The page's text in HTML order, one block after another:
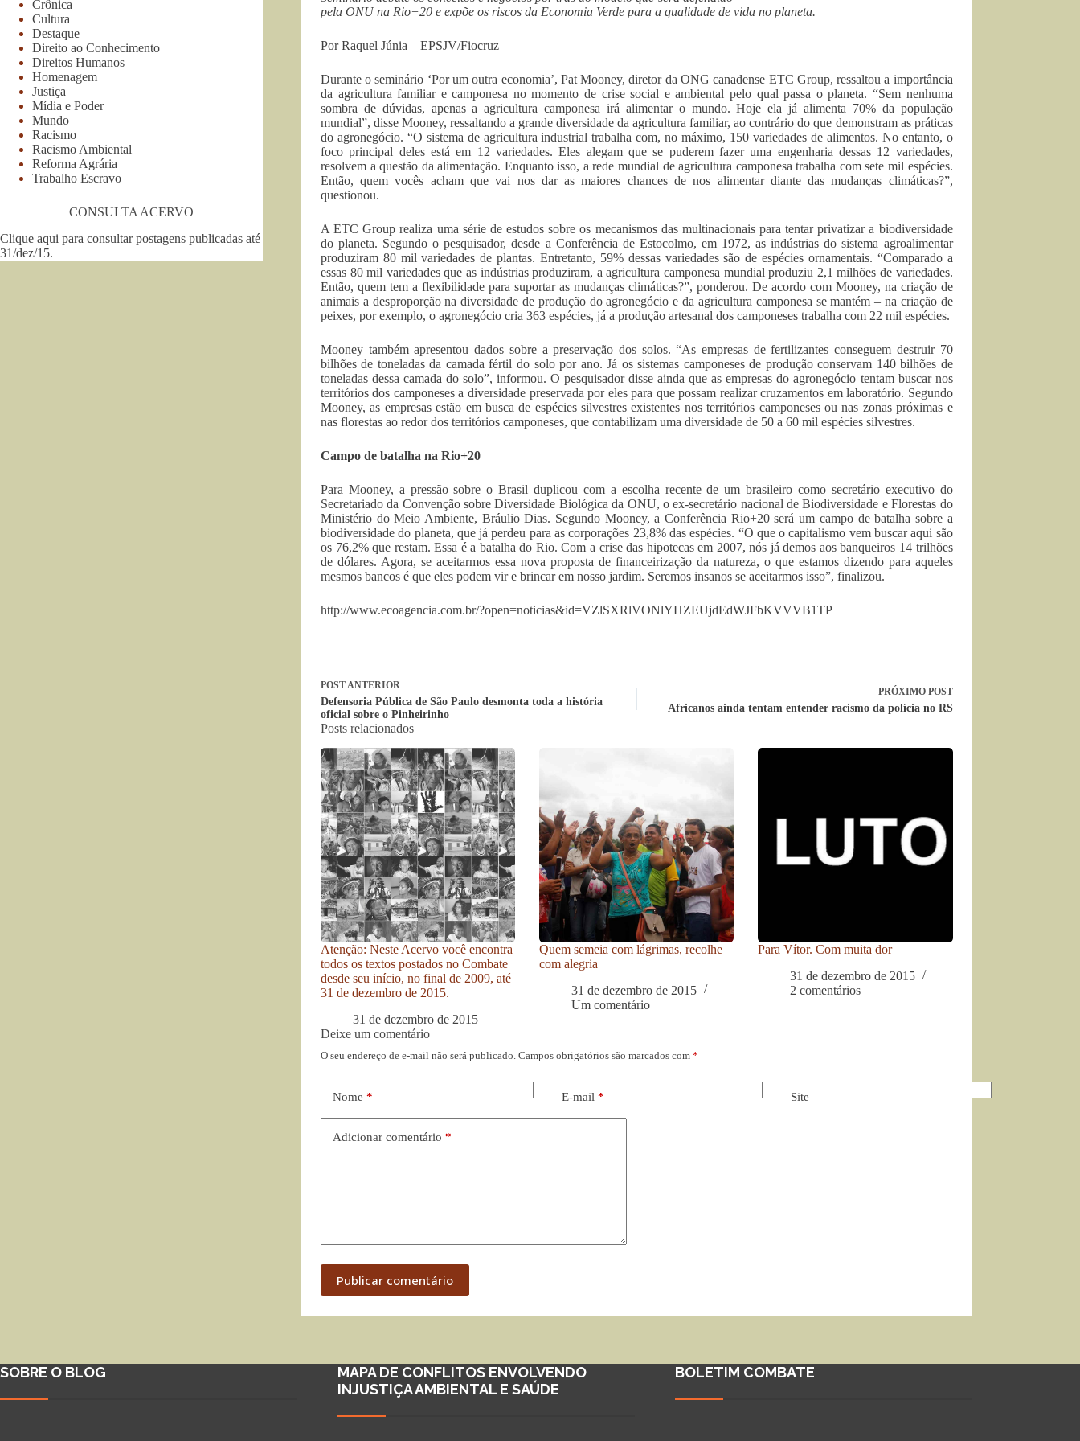
pela ONU na Rio+20 e expõe os riscos da Economia Verde para a qualidade de vida no planeta.
Por Raquel Júnia – EPSJV/Fiocruz
Durante o seminário ‘Por um outra economia’, Pat Mooney, diretor da ONG canadense ETC Group, ressaltou a importância
da agricultura familiar e camponesa no momento de crise social e ambiental pelo qual passa o planeta. “Sem nenhuma
sombra de dúvidas, apenas a agricultura camponesa irá alimentar o mundo. Hoje ela já alimenta 70% da população
mundial”, disse Mooney, ressaltando a grande diversidade da agricultura familiar, ao contrário do que demonstram as práticas
do agronegócio. “O sistema de agricultura industrial trabalha com, no máximo, 150 variedades de alimentos. No entanto, o
foco principal deles está em 12 variedades. Eles alegam que se puderem fazer uma engenharia dessas 12 variedades,
resolvem a questão da alimentação. Enquanto isso, a rede mundial de agricultura camponesa trabalha com sete mil espécies.
Então, quem vocês acham que vai nos dar as maiores chances de nos alimentar diante das mudanças climáticas?”,
questionou.
A ETC Group realiza uma série de estudos sobre os mecanismos das multinacionais para tentar privatizar a biodiversidade
do planeta. Segundo o pesquisador, desde a Conferência de Estocolmo, em 1972, as indústrias do sistema agroalimentar
produziram 80 mil variedades de plantas. Entretanto, 59% dessas variedades são de espécies ornamentais. “Comparado a
essas 80 mil variedades que as indústrias produziram, a agricultura camponesa mundial produziu 2,1 milhões de variedades.
Então, quem tem a flexibilidade para suportar as mudanças climáticas?”, ponderou. De acordo com Mooney, na criação de
animais a desproporção na diversidade de produção do agronegócio e da agricultura camponesa se mantém – na criação de
peixes, por exemplo, o agronegócio cria 363 espécies, já a produção artesanal dos camponeses trabalha com 22 mil espécies.
Mooney também apresentou dados sobre a preservação dos solos. “As empresas de fertilizantes conseguem destruir 70
bilhões de toneladas da camada fértil do solo por ano. Já os sistemas camponeses de produção conservam 140 bilhões de
toneladas dessa camada do solo”, informou. O pesquisador disse ainda que as empresas do agronegócio tentam buscar nos
territórios dos camponeses a diversidade preservada por eles para que possam realizar cruzamentos em laboratório. Segundo
Mooney, as empresas estão em busca de espécies silvestres existentes nos territórios camponeses ou nas zonas próximas e
nas florestas ao redor dos territórios camponeses, que contabilizam uma diversidade de 50 a 60 mil espécies silvestres.
Campo de batalha na Rio+20
Para Mooney, a pressão sobre o Brasil duplicou com a escolha recente de um brasileiro como secretário executivo do
Secretariado da Convenção sobre Diversidade Biológica da ONU, o ex-secretário nacional de Biodiversidade e Florestas do
Ministério do Meio Ambiente, Bráulio Dias. Segundo Mooney, a Conferência Rio+20 será um campo de batalha sobre a
biodiversidade do planeta, que já perdeu para as corporações 23,8% das espécies. “O que o capitalismo vem buscar aqui são
os 76,2% que restam. Essa é a batalha do Rio. Com a crise das hipotecas em 2007, nós já demos aos banqueiros 14 trilhões
de dólares. Agora, se aceitarmos essa nova proposta de financeirização da natureza, o que estamos dizendo para aqueles
mesmos bancos é que eles podem vir e brincar em nosso jardim. Seremos insanos se aceitarmos isso”, finalizou.
http://www.ecoagencia.com.br/?open=noticias&id=VZlSXRlVONlYHZEUjdEdWJFbKVVVB1TP
POSTANTERIOR
Defensoria Pública de São Paulo desmonta toda a história
oficial sobre o Pinheirinho
PRÓXIMO POST
Africanos ainda tentam entender racismo da polícia no RS
Posts relacionados
Atenção: Neste Acervo você encontra
todos os textos postados no Combate
desde seu início, no final de 2009, até
31 de dezembro de 2015.
31 de dezembro de 2015
Quem semeia com lágrimas, recolhe
com alegria
31 de dezembro de 2015
Um comentário
Para Vítor. Com muita dor
31 de dezembro de 2015
2 comentários
Deixe um comentário
O seu endereço de e-mail não será publicado. Campos obrigatórios são marcados com *
Nome* E-mail* Site
Adicionar comentário *
Publicar comentário
Crônica
Cultura
Destaque
Direito ao Conhecimento
Direitos Humanos
Homenagem
Justiça
Mídia e Poder
Mundo
Racismo
Racismo Ambiental
Reforma Agrária
Trabalho Escravo
CONSULTA ACERVO
Clique aqui para consultar postagens publicadas até
31/dez/15.
SOBRE O BLOG
MAPA DE CONFLITOS ENVOLVENDO
INJUSTIÇA AMBIENTAL E SAÚDE
BOLETIM COMBATE